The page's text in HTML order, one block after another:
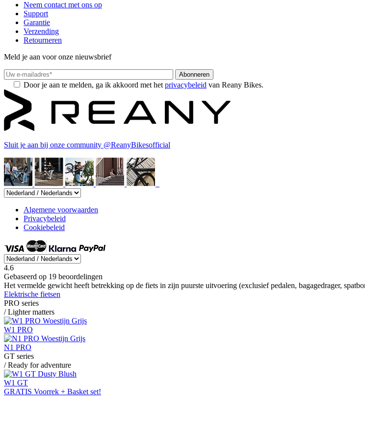
Neem contact met ons op
Support
Garantie
Verzending
Retourneren
Meld je aan voor onze nieuwsbrief
Door je aan te melden, ga ik akkoord met het privacybeleid van Reany Bikes.
Sluit je aan bij onze community @ReanyBikesofficial
Algemene voorwaarden
Privacybeleid
Cookiebeleid
4.6
Gebaseerd op 19 beoordelingen
Het vermelde gewicht heeft betrekking op de fiets in zijn puurste uitvoering (exclusief pedalen, bagagedrager,
Elektrische fietsen
PRO series
/ Lighter matters
W1 PRO
N1 PRO
GT series
/ Ready for adventure
W1 GT
GRATIS Voorrek + Basket set!